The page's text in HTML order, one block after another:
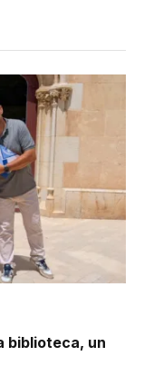
biblioteca, un